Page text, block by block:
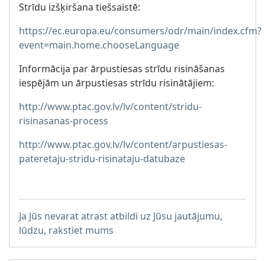
Strīdu izšķiršana tiešsaistē:
https://ec.europa.eu/consumers/odr/main/index.cfm?
event=main.home.chooseLanguage
Informācija par ārpustiesas strīdu risināšanas
iespējām un ārpustiesas strīdu risinātājiem:
http://www.ptac.gov.lv/lv/content/stridu-
risinasanas-process
http://www.ptac.gov.lv/lv/content/arpustiesas-
pateretaju-stridu-risinataju-datubaze
Ja Jūs nevarat atrast atbildi uz Jūsu jautājumu,
lūdzu, rakstiet mums